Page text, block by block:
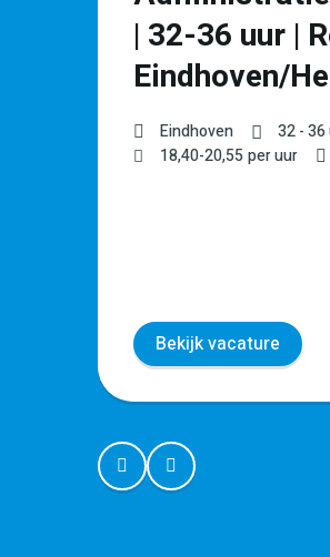
| 32-36 uur |
Eindhoven/
Eindhoven
32 - 36
18,40-20,55per uur
Bekijk vacature